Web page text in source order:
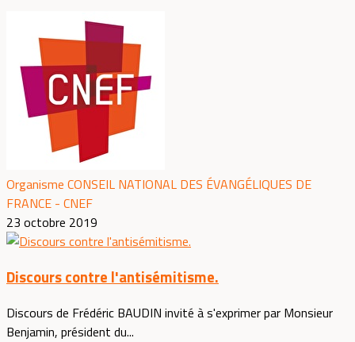
Organisme CONSEIL NATIONAL DES ÉVANGÉLIQUES DE
FRANCE - CNEF
23 octobre 2019
Discours contre l'antisémitisme.
Discours de Frédéric BAUDIN invité à s'exprimer par Monsieur
Benjamin, président du...